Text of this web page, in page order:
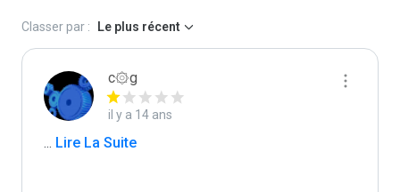
Classer par : Le plus récent
c۞g
il y a 14 ans
... Lire La Suite